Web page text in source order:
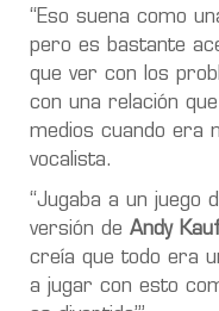
“Eso suena como
pero es bastante
que ver con los
con una relación
medios cuando era
vocalista.
“Jugaba a un juego
versión de Andy
creía que todo era
a jugar con esto